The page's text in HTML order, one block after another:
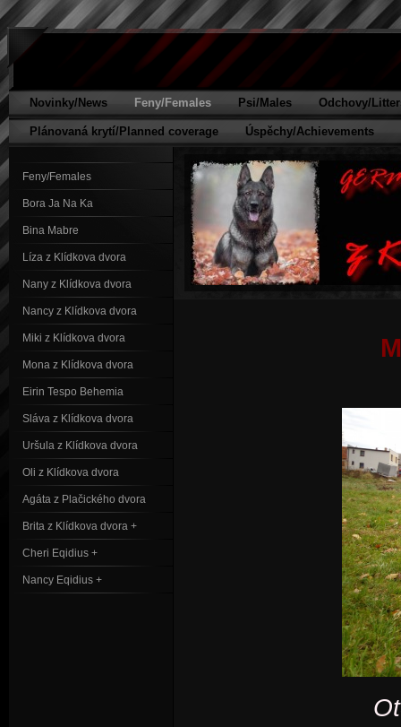
Novinky/News Feny/Females Psi/Males Odchovy/
Plánovaná krytí/Planned coverage Úspěchy/Achievements
Feny/Females
Bora Ja Na Ka
Bina Mabre
Líza z Klídkova dvora
Nany z Klídkova dvora
Nancy z Klídkova dvora
Miki z Klídkova dvora
Mona z Klídkova dvora
Eirin Tespo Behemia
Sláva z Klídkova dvora
Uršula z Klídkova dvora
Oli z Klídkova dvora
Agáta z Plačického dvora
Brita z Klídkova dvora +
Cheri Eqidius +
Nancy Eqidius +